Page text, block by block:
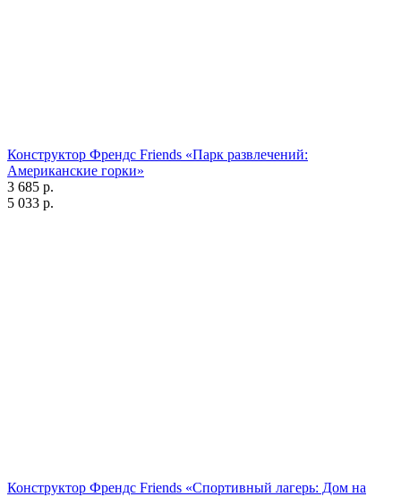
Конструктор Френдс Friends «Парк развлечений:
Американские горки»
3 685 р.
5 033 р.
Конструктор Френдс Friends «Спортивный лагерь: Дом на